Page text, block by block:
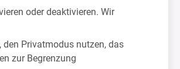
oder deaktivieren. Wir
den Privatmodus nutzen, das
zur Begrenzung